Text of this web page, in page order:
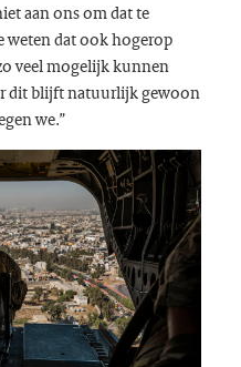
aan ons om dat te
weten dat ook hogerop
veel mogelijk kunnen
dit blijft natuurlijk gewoon
we.”